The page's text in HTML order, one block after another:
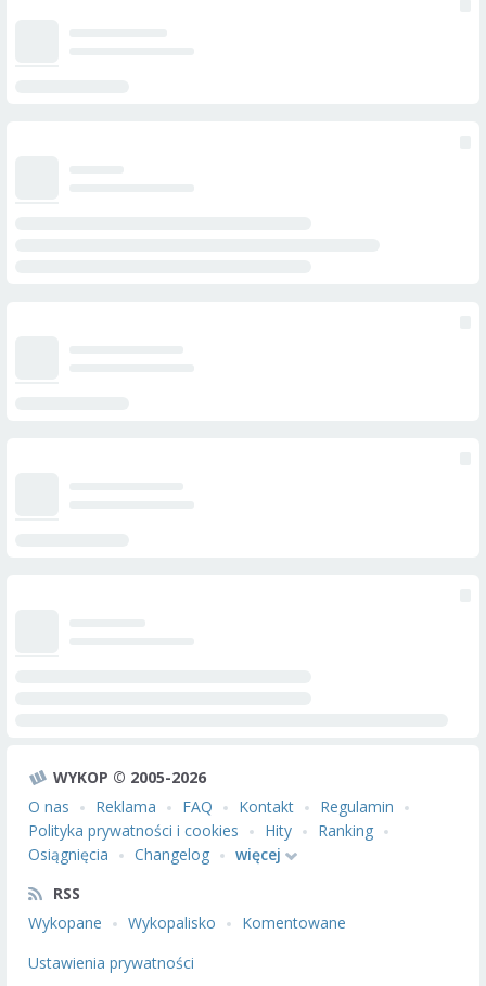
WYKOP © 2005-2026
O nas
Reklama FAQ Kontakt
Regulamin
Polityka prywatności i cookies
Hity
Ranking
Osiągnięcia
Changelog
więcej
RSS
Wykopane
Wykopalisko
Komentowane
Ustawienia prywatności